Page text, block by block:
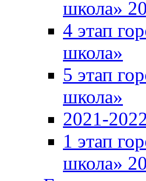
школа»
4 этап
школа»
5 этап
школа»
2021-
1 этап
школа»